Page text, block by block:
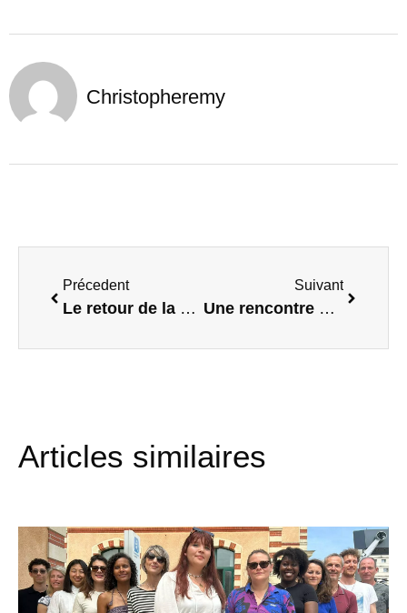
Christopheremy
Précedent
Le retour de la Fresque des Nouveaux Récits au Quai
Suivant
Une rencontre enrichissante entre La Ruche et GRDF
Articles similaires